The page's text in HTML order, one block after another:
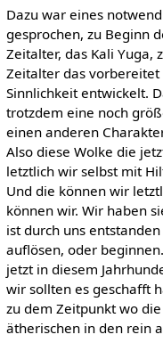
Dazu war eines
gesprochen, zu Beginn
Zeitalter, das Kali Yuga,
Zeitalter das vorbereitet
Sinnlichkeit entwickelt.
trotzdem eine noch
einen anderen
Also diese Wolke die
letztlich wir selbst mit
Und die können wir
können wir. Wir haben
ist durch uns
auflösen, oder
jetzt in diesem
wir sollten es geschafft
zu dem Zeitpunkt wo
ätherischen in den rein